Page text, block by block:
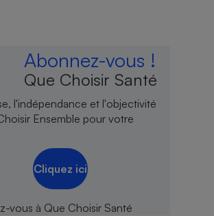
Abonnez-vous !
Que Choisir Santé
l'indépendance et l'objectivité
Ensemble pour votre
Cliquez ici